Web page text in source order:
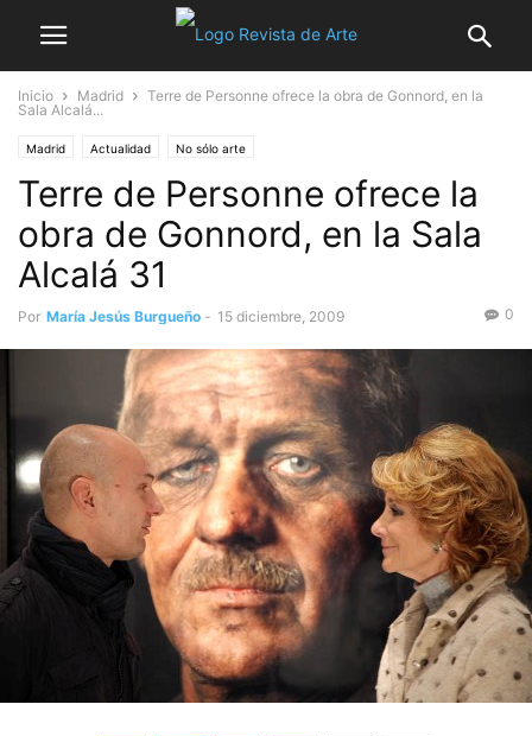
Inicio Madrid
Terre de Personne ofrece la obra de Gonnord, en la
Sala Alcalá...
Madrid Actualidad No sólo arte
Terre de Personne ofrece la
obra de Gonnord, en la Sala
Alcalá 31
Por María Jesús Burgueño - 15 diciembre, 2009 0